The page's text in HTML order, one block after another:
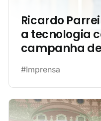
Ricardo
a tecnologia
campanha
#Imprensa